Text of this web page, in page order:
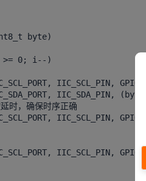
byte)
0; i--)
IIC_SCL_PIN,
IIC_SDA_PIN,
，确保时序正确
IIC_SCL_PIN,
IIC_SCL_PIN,